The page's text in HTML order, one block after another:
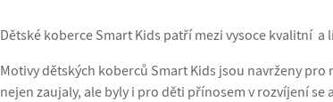
Dětské koberce Smart Kids patří mezi vysoce kvalitní a
Motivy dětských koberců Smart Kids jsou navrženy
nejen zaujaly, ale byly i pro děti přínosem v rozvíjení se